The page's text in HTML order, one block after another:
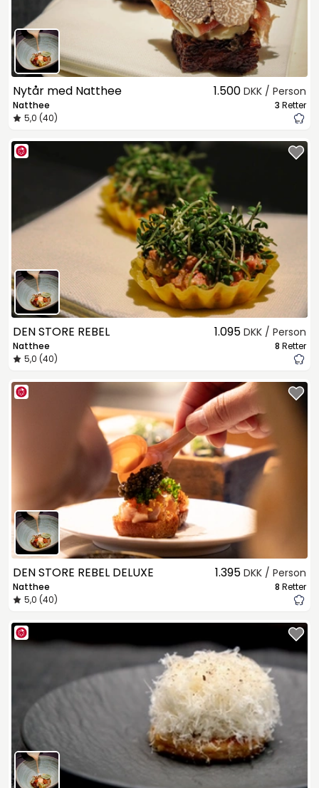
Nytår med Natthee
Natthee
5,0 (40)
1.500 DKK / Person
3 Retter
DEN STORE REBEL
Natthee
5,0 (40)
1.095 DKK / Person
8 Retter
DEN STORE REBEL DELUXE
Natthee
5,0 (40)
1.395 DKK / Person
8 Retter